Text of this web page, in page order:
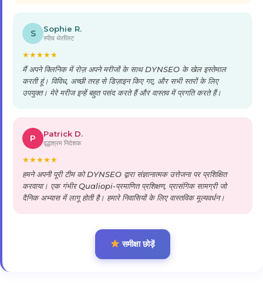
S Sophie R.
स्पीच थेरपिस्ट
★★★★★
मैं अपने क्लिनिक में रोज़ अपने मरीजों के साथ DYNSEO के खेल इस्तेमाल
करती हूं। विविध, अच्छी तरह से डिज़ाइन किए गए, और सभी स्तरों के लिए
उपयुक्त। मेरे मरीज इन्हें बहुत पसंद करते हैं और वास्तव में प्रगति करते हैं।
P Patrick D.
वृद्धाश्रम निदेशक
★★★★★
हमने अपनी पूरी टीम को DYNSEO द्वारा संज्ञानात्मक उत्तेजना पर प्रशिक्षित
करवाया। एक गंभीर Qualiopi-प्रमाणित प्रशिक्षण, प्रासंगिक सामग्री जो
दैनिक अभ्यास में लागू होती है। हमारे निवासियों के लिए वास्तविक मूल्यवर्धन।
समीक्षा छोड़ें